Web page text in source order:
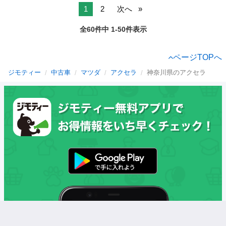
1 2 次へ
全60件中 1-50件表示
ページTOPへ
ジモティー 中古車 マツダ アクセラ 神奈川県のアクセラ